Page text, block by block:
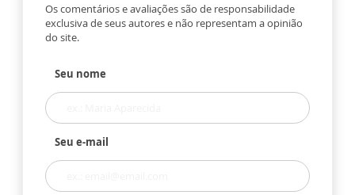
Os comentários e avaliações são de responsabilidade
exclusiva de seus autores e não representam a opinião
do site.
Seu nome
Seu e-mail